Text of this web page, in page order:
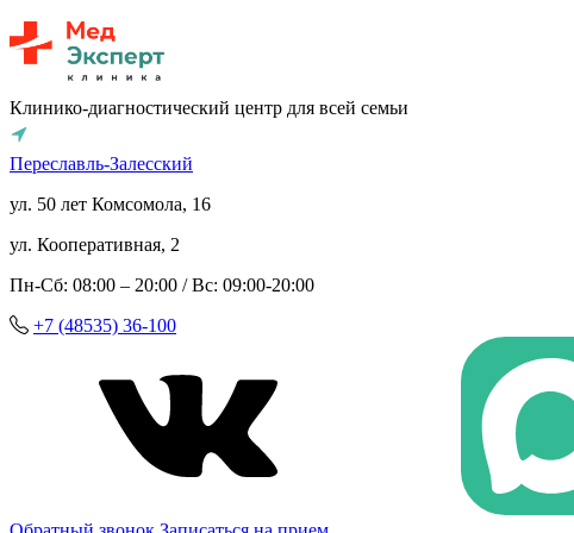
Клинико-диагностический центр для всей семьи
Переславль-Залесский
ул. 50 лет Комсомола, 16
ул. Кооперативная, 2
Пн-Сб: 08:00 – 20:00 / Вс: 09:00-20:00
+7 (48535) 36-100